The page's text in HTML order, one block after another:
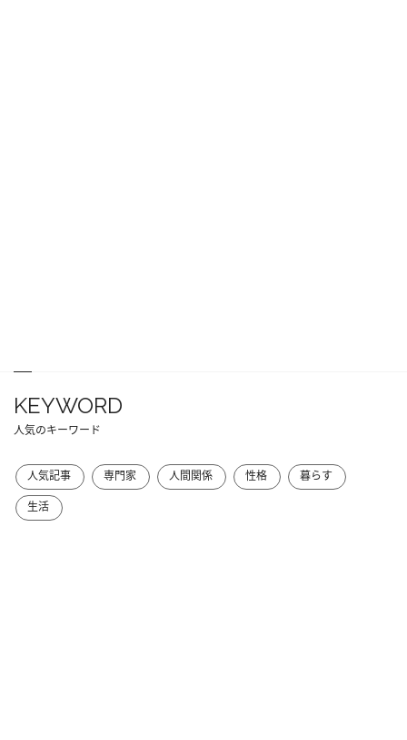
KEYWORD
人気のキーワード
人気記事 専門家 人間関係 性格
暮らす
生活